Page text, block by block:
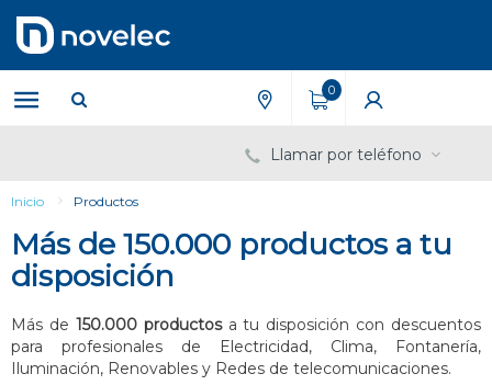
contenido
menú
de
navegación
0
Llamar por teléfono
Inicio Productos
Más de 150.000 productos a tu
disposición
Más de 150.000 productosa tu disposición con descuentos
para profesionales de Electricidad, Clima, Fontanería,
Iluminación, Renovables y Redes de telecomunicaciones.